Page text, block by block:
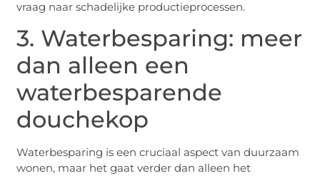
vraag naar schadelijke productieprocessen.
3. Waterbesparing: meer
dan alleen een
waterbesparende
douchekop
Waterbesparing is een cruciaal aspect van duurzaam
wonen, maar het gaat verder dan alleen het